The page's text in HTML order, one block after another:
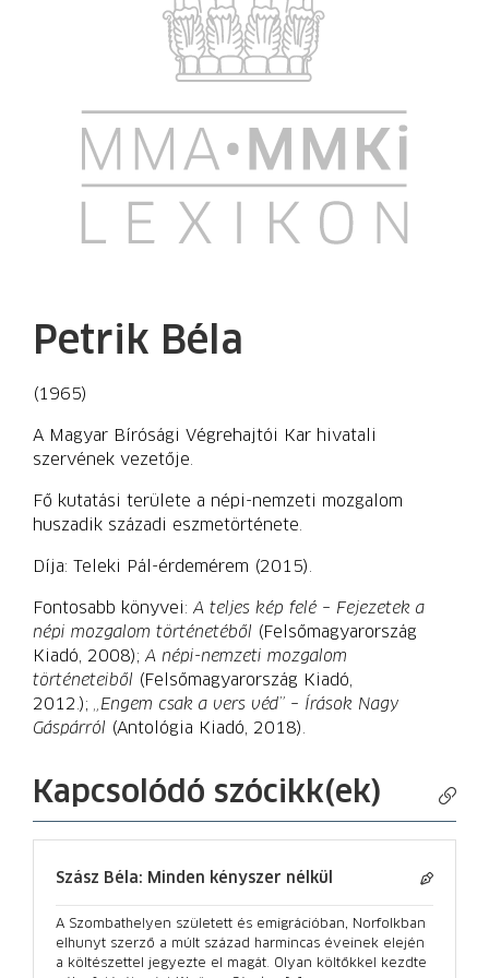
Petrik Béla
(1965)
A Magyar Bírósági Végrehajtói Kar hivatali
szervének vezetője.
Fő kutatási területe a népi-nemzeti mozgalom
huszadik századi eszmetörténete.
Díja: Teleki Pál-érdemérem (2015).
Fontosabb könyvei: A teljes kép felé – Fejezetek a
népi mozgalom történetéből (Felsőmagyarország
Kiadó, 2008); A népi-nemzeti mozgalom
történeteiből (Felsőmagyarország Kiadó,
2012.);
„Engem csak a vers véd” – Írások Nagy
Gáspárról (Antológia Kiadó, 2018).
Kapcsolódó szócikk(ek)
Szász Béla: Minden kényszer nélkül
A Szombathelyen született és emigrációban, Norfolkban
elhunyt szerző a múlt század harmincas éveinek elején
a költészettel jegyezte el magát. Olyan költőkkel kezdte